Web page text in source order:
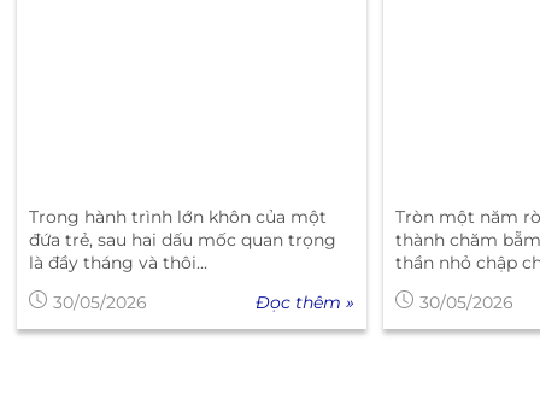
Trong hành trình lớn khôn của một
đứa trẻ, sau hai dấu mốc quan trọng
là đầy tháng và thôi...
30/05/2026
Đọc thêm »
Tròn một năm
thành chăm
thần nhỏ chập
30/05/2026